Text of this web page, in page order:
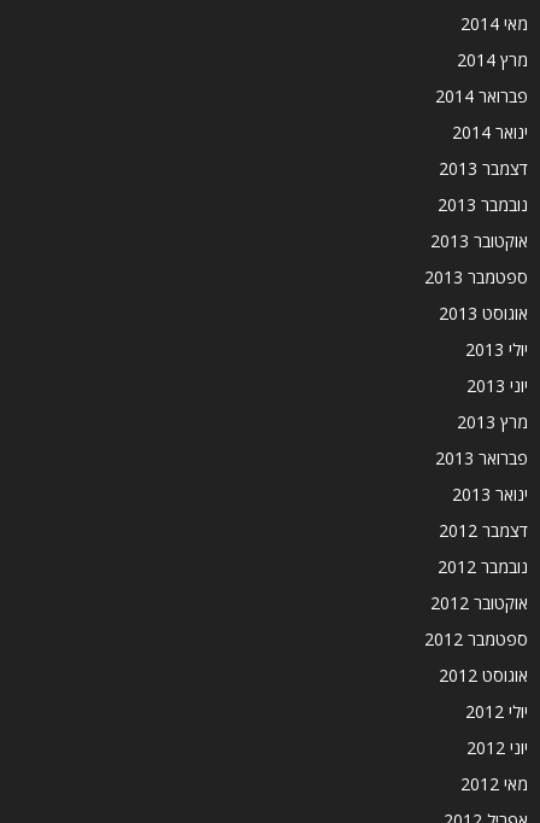
מאי 2014
מרץ 2014
פברואר 2014
ינואר 2014
דצמבר 2013
נובמבר 2013
אוקטובר 2013
ספטמבר 2013
אוגוסט 2013
יולי 2013
יוני 2013
מרץ 2013
פברואר 2013
ינואר 2013
דצמבר 2012
נובמבר 2012
אוקטובר 2012
ספטמבר 2012
אוגוסט 2012
יולי 2012
יוני 2012
מאי 2012